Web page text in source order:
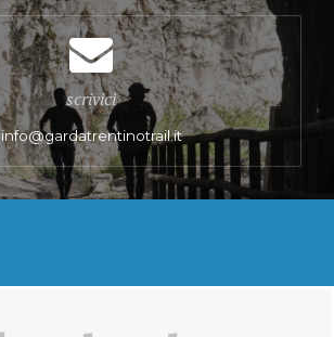
scrivici
info@gardatrentinotrail.it